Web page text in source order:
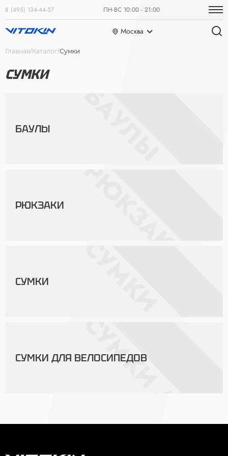
8 (495) 134-44-57 ПН-ВС 10:00 - 21:00
Москва
Главная Каталог Сумки
СУМКИ
БАУЛЫ
РЮКЗАКИ
СУМКИ
СУМКИ ДЛЯ ВЕЛОСИПЕДОВ